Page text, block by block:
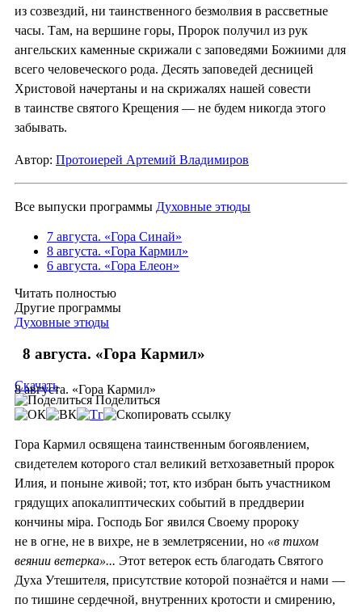
из созвездий, ни таинственного безмолвия в рассветные
часы. Там, на вершине горы, Пророк получил из рук
ангельских каменные скрижали с заповедями Божиими для
всего человеческого рода. Десять заповедей десницей
Христовой начертаны и на скрижалях нашей совести
в таинстве святого Крещения — не будем никогда этого
забывать.
Автор: Протоиерей Артемий Владимиров
Все выпуски программы Духовные этюды
7 августа. «Гора Синай»
8 августа. «Гора Кармил»
6 августа. «Гора Елеон»
Читать полностью
Другие программы
Духовные этюды
8 августа. «Гора Кармил»
8 августа. «Гора Кармил»
Скачать
Поделиться
Гора Кармил освящена таинственным богоявлением,
свидетелем которого стал великий ветхозаветный пророк
Илия, и поныне живой; тот, кто избран быть участником
грядущих апокалиптических событий в преддверии
кончины мiра. Господь Бог явился Своему пророку
не в огне, не в вихре, не в землетрясении, но «в тихом
веянии ветерка»... Этот ветерок есть благодать Святого
Духа Утешителя, присутствие которой познаётся и нами —
по тишине сердечной, внутренних кротости и смирению,